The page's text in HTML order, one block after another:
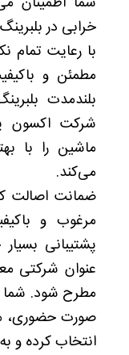
خرابی در
با رعایت تمام
مطمئن و
بلندمدت
شرکت اکسون
ماشین را با
می‌کند.
ضمانت اصالت
مرغوب و
پشتیبانی
عنوان شرکتی
مطرح شود. شما
صورت حضوری،
انتخاب کرده و